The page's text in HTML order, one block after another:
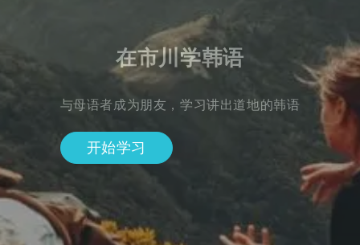
在市川学韩语
与母语者成为朋友，学习讲出道地的韩语
开始学习